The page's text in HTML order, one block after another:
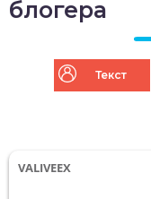
блогера
Текст
VALIVEEX